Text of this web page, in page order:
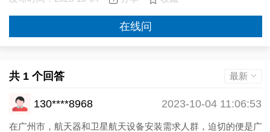
在线问
共 1 个回答 最新
130****8968 2023-10-04 11:06:53
在广州市，航天器和卫星航天设备安装需求人群，迫切的便是广